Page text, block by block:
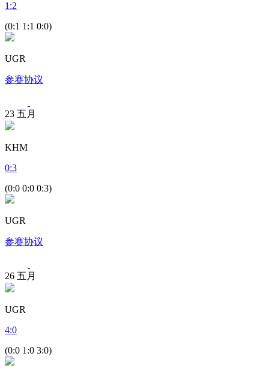
1 :2
(0:1 1:1 0:0)
UGR
参赛协议
23 五月
KHM
0:3
(0:0 0:0 0:3)
UGR
参赛协议
26 五月
UGR
4:0
(0:0 1:0 3:0)